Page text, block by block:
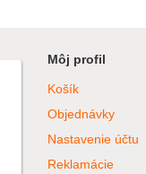
Môj profil
Košík
Objednávky
Nastavenie účtu
Reklamácie